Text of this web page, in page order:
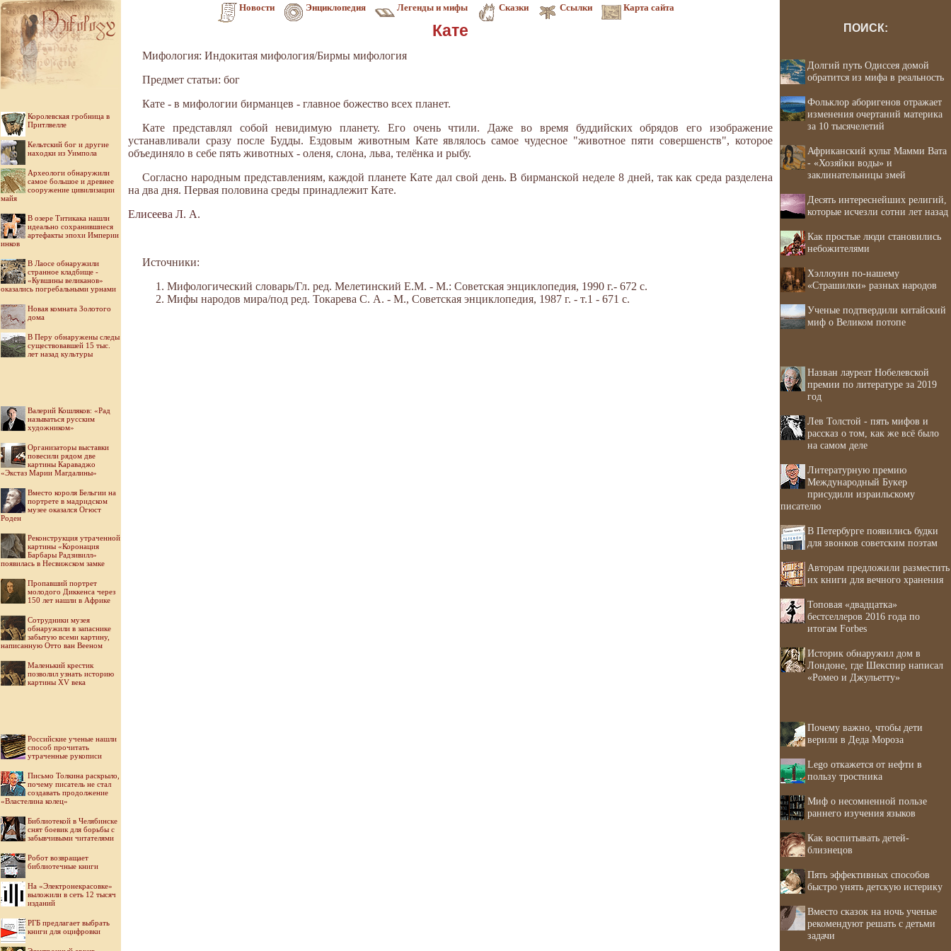
Новости Энциклопедия Легенды и мифы Сказки Ссылки Карта сайта
Королевская гробница в
Притлвелле
Кельтский бог и другие
находки из Уимпола
Археологи обнаружили
самое большое и древнее
сооружение цивилизации
майя
В озере Титикака нашли
идеально сохранившиеся
артефакты эпохи Империи
инков
В Лаосе обнаружили
странное кладбище -
«Кувшины великанов»
оказались погребальными урнами
Новая комната Золотого
дома
В Перу обнаружены следы
существовавшей 15 тыс.
лет назад культуры
Валерий Кошляков: «Рад
называться русским
художником»
Организаторы выставки
повесили рядом две
картины Караваджо
«Экстаз Марии Магдалины»
Вместо короля Бельгии на
портрете в мадридском
музее оказался Огюст
Роден
Реконструкция утраченной
картины «Коронация
Барбары Радзивилл»
появилась в Несвижском замке
Пропавший портрет
молодого Диккенса через
150 лет нашли в Африке
Cотрудники музея
обнаружили в запаснике
забытую всеми картину,
написанную Отто ван Вееном
Маленький крестик
позволил узнать историю
картины XV века
Российские ученые нашли
способ прочитать
утраченные рукописи
Письмо Толкина раскрыло,
почему писатель не стал
создавать продолжение
«Властелина колец»
Библиотекой в Челябинске
снят боевик для борьбы с
забывчивыми читателями
Робот возвращает
библиотечные книги
На «Электронекрасовке»
выложили в сеть 12 тысяч
изданий
РГБ предлагает выбрать
книги для оцифровки
Кате
Мифология: Индокитая мифология/Бирмы мифология
Предмет статьи: бог
Кате - в мифологии бирманцев - главное божество всех планет.
Кате представлял собой невидимую планету. Его очень чтили. Даже во время буддийских обрядов его изображение
устанавливали сразу после Будды. Ездовым животным Кате являлось самое чудесное "животное пяти совершенств", которое
объединяло в себе пять животных - оленя, слона, льва, телёнка и рыбу.
Согласно народным представлениям, каждой планете Кате дал свой день. В бирманской неделе 8 дней, так как среда разделена
на два дня. Первая половина среды принадлежит Кате.
Елисеева Л. А.
Источники:
Мифологический словарь/Гл. ред. Мелетинский Е.М. - М.: Советская энциклопедия, 1990 г.- 672 с.
Мифы народов мира/под ред. Токарева С. А. - М., Советская энциклопедия, 1987 г. - т.1 - 671 с.
ПОИСК:
Долгий путь Одиссея домой
обратится из мифа в реальность
Фольклор аборигенов отражает
изменения очертаний материка
за 10 тысячелетий
Африканский культ Мамми Вата
- «Хозяйки воды» и
заклинательницы змей
Десять интереснейших религий,
которые исчезли сотни лет назад
Как простые люди становились
небожителями
Хэллоуин по-нашему
«Страшилки» разных народов
Ученые подтвердили китайский
миф о Великом потопе
Назван лауреат Нобелевской
премии по литературе за 2019
год
Лев Толстой - пять мифов и
рассказ о том, как же всё было
на самом деле
Литературную премию
Международный Букер
присудили израильскому
писателю
В Петербурге появились будки
для звонков советским поэтам
Авторам предложили разместить
их книги для вечного хранения
Топовая «двадцатка»
бестселлеров 2016 года по
итогам Forbes
Историк обнаружил дом в
Лондоне, где Шекспир написал
«Ромео и Джульетту»
Почему важно, чтобы дети
верили в Деда Мороза
Lego откажется от нефти в
пользу тростника
Миф о несомненной пользе
раннего изучения языков
Как воспитывать детей-
близнецов
Пять эффективных способов
быстро унять детскую истерику
Вместо сказок на ночь ученые
рекомендуют решать с детьми
задачи